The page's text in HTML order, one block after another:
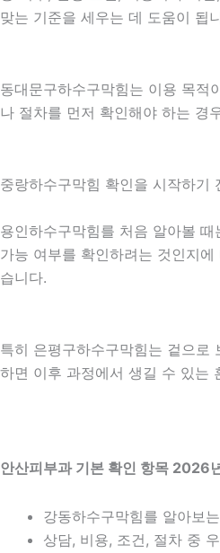
맞는 기준을 세우는 데 도움이 됩
동대문구하수구막힘는 이용 목적
나 절차를 먼저 확인해야 하는 경
중랑하수구막힘 확인을 시작하
용인하수구막힘를 처음 알아볼
가능 여부를 확인하려는 것인지
습니다.
특히 은평구하수구막힘는 겉으로
하면 이후 과정에서 생길 수 있는
안산피부과 기본 확인 항목
강동하수구막힘를 알아보
상담, 비용, 조건, 절차 중